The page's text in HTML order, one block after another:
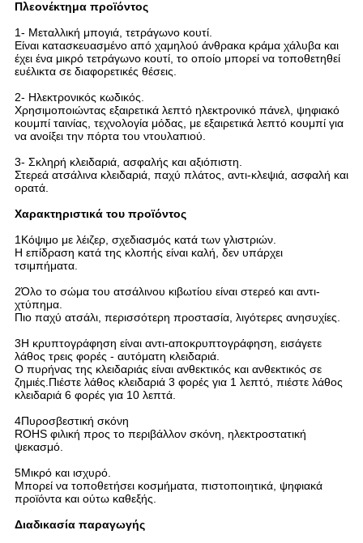
Πλεονέκτημα προϊόντος
1- Μεταλλική μπογιά, τετράγωνο κουτί.
Είναι κατασκευασμένο από χαμηλού άνθρακα κράμα χάλυβα και
έχει ένα μικρό τετράγωνο κουτί, το οποίο μπορεί να τοποθετηθεί
ευέλικτα σε διαφορετικές θέσεις.
2- Ηλεκτρονικός κωδικός.
Χρησιμοποιώντας εξαιρετικά λεπτό ηλεκτρονικό πάνελ, ψηφιακό
κουμπί ταινίας, τεχνολογία μόδας, με εξαιρετικά λεπτό κουμπί για
να ανοίξει την πόρτα του ντουλαπιού.
3- Σκληρή κλειδαριά, ασφαλής και αξιόπιστη.
Στερεά ατσάλινα κλειδαριά, παχύ πλάτος, αντι-κλεψιά, ασφαλή και
ορατά.
Χαρακτηριστικά του προϊόντος
1Κόψιμο με λέιζερ, σχεδιασμός κατά των γλιστριών.
Η επίδραση κατά της κλοπής είναι καλή, δεν υπάρχει
τσιμπήματα.
2Όλο το σώμα του ατσάλινου κιβωτίου είναι στερεό και αντι-
χτύπημα.
Πιο παχύ ατσάλι, περισσότερη προστασία, λιγότερες ανησυχίες.
3Η κρυπτογράφηση είναι αντι-αποκρυπτογράφηση, εισάγετε
λάθος τρεις φορές - αυτόματη κλειδαριά.
Ο πυρήνας της κλειδαριάς είναι ανθεκτικός και ανθεκτικός σε
ζημιές.Πιέστε λάθος κλειδαριά 3 φορές για 1 λεπτό, πιέστε λάθος
κλειδαριά 6 φορές για 10 λεπτά.
4Πυροσβεστική σκόνη
ROHS φιλική προς το περιβάλλον σκόνη, ηλεκτροστατική
ψεκασμό.
5Μικρό και ισχυρό.
Μπορεί να τοποθετήσει κοσμήματα, πιστοποιητικά, ψηφιακά
προϊόντα και ούτω καθεξής.
Διαδικασία παραγωγής